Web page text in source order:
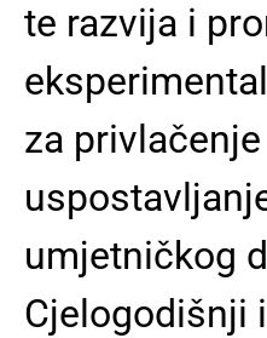
te razvija i
za
umjetničkog
Cjelogodišnji